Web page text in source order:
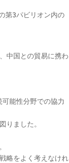
第3パビリオン内の
中国との貿易に携わ
能性分野での協力
りました。
略をよく考えなけれ